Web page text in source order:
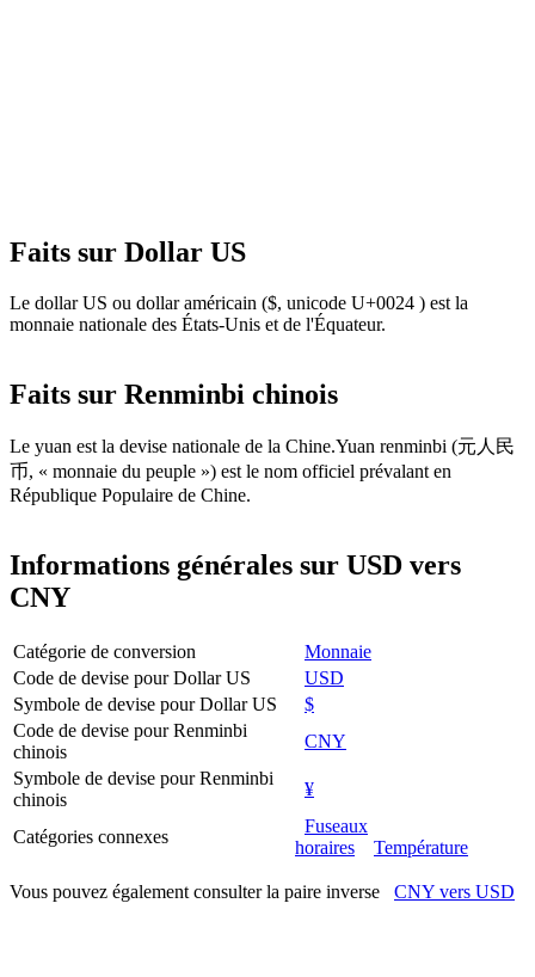
Faits sur Dollar US
Le dollar US ou dollar américain ($, unicode U+0024 ) est la
monnaie nationale des États-Unis et de l'Équateur.
Faits sur Renminbi chinois
Le yuan est la devise nationale de la Chine.Yuan renminbi (元人民
币, « monnaie du peuple ») est le nom officiel prévalant en
République Populaire de Chine.
Informations générales sur USD vers
CNY
Catégorie de conversion
Monnaie
Code de devise pour Dollar US
USD
Symbole de devise pour Dollar US
$
Code de devise pour Renminbi
chinois
CNY
Symbole de devise pour Renminbi
chinois
¥
Catégories connexes
Fuseaux
horaires
Température
Vous pouvez également consulter la paire inverse CNY vers USD